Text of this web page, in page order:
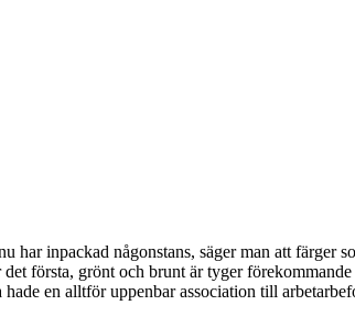
har inpackad någonstans, säger man att färger
första, grönt och brunt är tyger
en alltför uppenbar association till